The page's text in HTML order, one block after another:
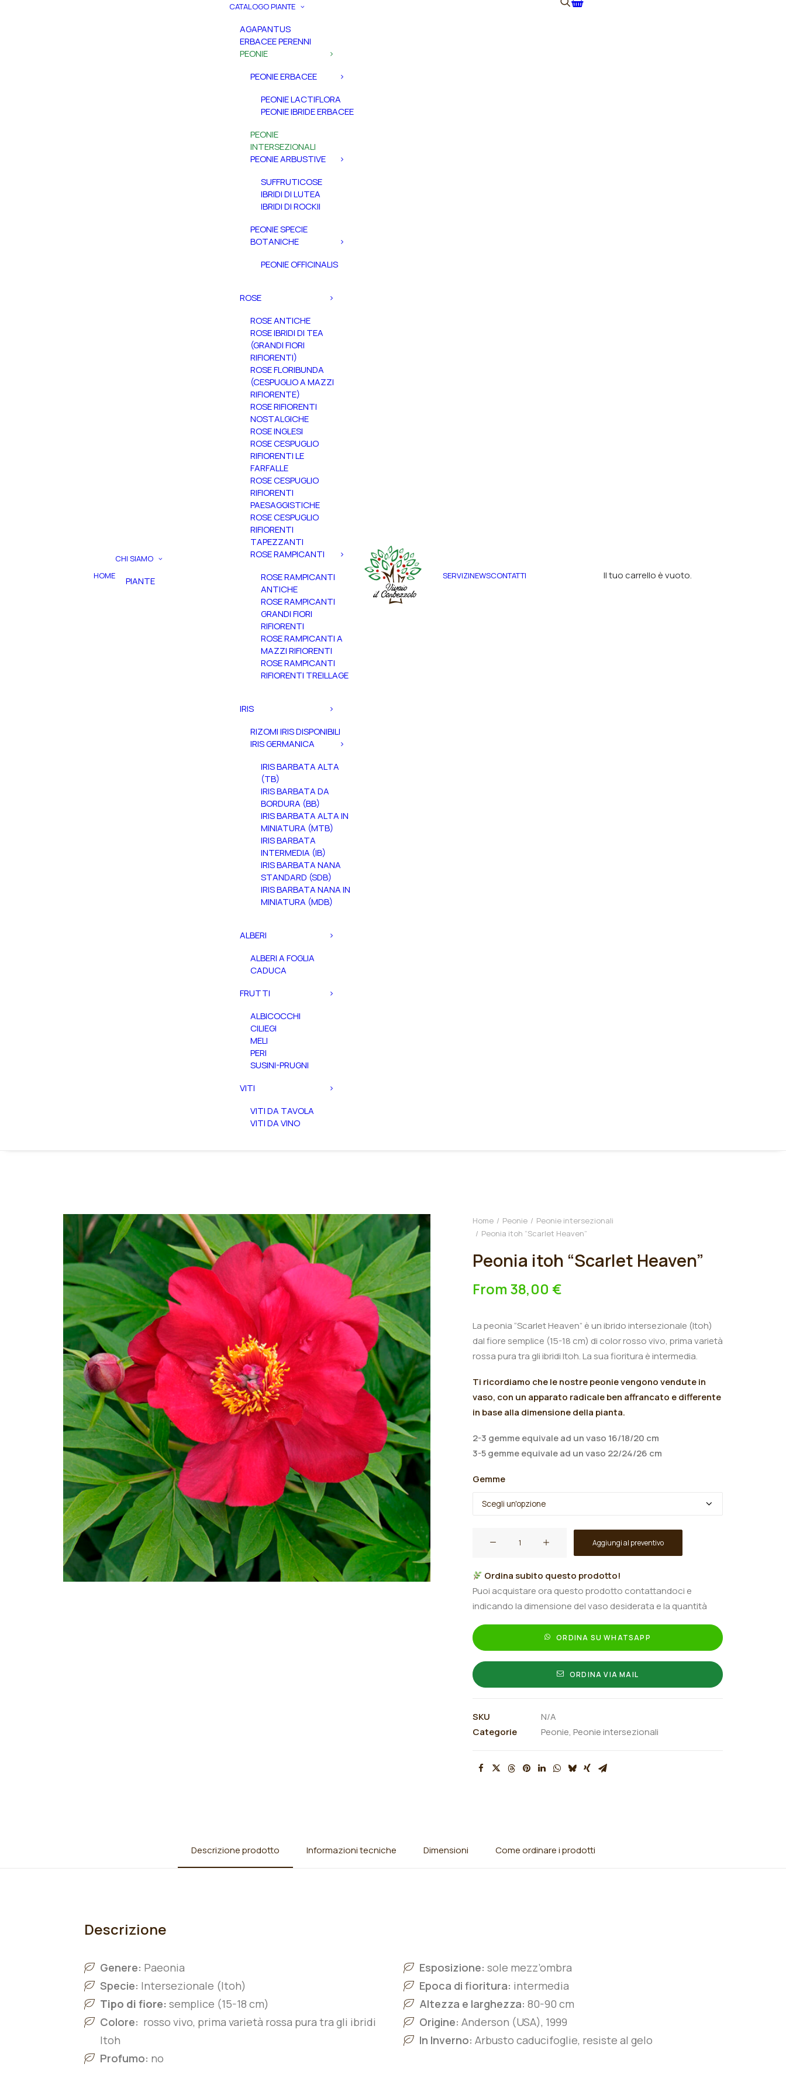
HOME
CHI SIAMO
PIANTE
CATALOGO PIANTE
AGAPANTUS
ERBACEE PERENNI
PEONIE
PEONIE ERBACEE
PEONIE LACTIFLORA
PEONIE IBRIDE ERBACEE
PEONIE
INTERSEZIONALI
PEONIE ARBUSTIVE
SUFFRUTICOSE
IBRIDI DI LUTEA
IBRIDI DI ROCKII
PEONIE SPECIE
BOTANICHE
PEONIE OFFICINALIS
ROSE
ROSE ANTICHE
ROSE IBRIDI DI TEA
(GRANDI FIORI
RIFIORENTI)
ROSE FLORIBUNDA
(CESPUGLIO A MAZZI
RIFIORENTE)
ROSE RIFIORENTI
NOSTALGICHE
ROSE INGLESI
ROSE CESPUGLIO
RIFIORENTI LE
FARFALLE
ROSE CESPUGLIO
RIFIORENTI
PAESAGGISTICHE
ROSE CESPUGLIO
RIFIORENTI
TAPEZZANTI
ROSE RAMPICANTI
ROSE RAMPICANTI
ANTICHE
ROSE RAMPICANTI
GRANDI FIORI
RIFIORENTI
ROSE RAMPICANTI A
MAZZI RIFIORENTI
ROSE RAMPICANTI
RIFIORENTI TREILLAGE
IRIS
RIZOMI IRIS DISPONIBILI
IRIS GERMANICA
IRIS BARBATA ALTA
(TB)
IRIS BARBATA DA
BORDURA (BB)
IRIS BARBATA ALTA IN
MINIATURA (MTB)
IRIS BARBATA
INTERMEDIA (IB)
IRIS BARBATA NANA
STANDARD (SDB)
IRIS BARBATA NANA IN
MINIATURA (MDB)
ALBERI
ALBERI A FOGLIA
CADUCA
FRUTTI
ALBICOCCHI
CILIEGI
MELI
PERI
SUSINI-PRUGNI
VITI
VITI DA TAVOLA
VITI DA VINO
SERVIZINEWSCONTATTI Il tuo carrello è vuoto.
Home Peonie
Peonie intersezionali
Peonia itoh “Scarlet Heaven”
Peonia itoh “Scarlet Heaven”
From 38,00 €
La peonia “Scarlet Heaven” è un ibrido intersezionale (Itoh)
dal fiore semplice (15-18 cm) di colorrosso vivo, prima varietà
rossa pura tra gli ibridi Itoh.La sua fioritura è intermedia.
Ti ricordiamo che le nostre peonie vengono vendute in
vaso, con un apparato radicale ben affrancato e differente
in base alla dimensione della pianta.
2-3 gemme equivale ad un vaso 16/18/20 cm
3-5 gemme equivale ad un vaso 22/24/26 cm
Gemme
Heaven"
quantità
Aggiungi al preventivo
Ordina subito questo prodotto!
Puoi acquistare ora questo prodotto contattandoci e
indicando la dimensione del vaso desiderata e la quantità
ORDINA SU WHATSAPP
ORDINA VIA MAIL
SKU
N/A
Categorie
Peonie, Peonie intersezionali
Descrizione prodotto Informazioni tecniche Dimensioni Come ordinare i prodotti
Descrizione
Genere: Paeonia
Specie: Intersezionale (Itoh)
Tipo di fiore: semplice (15-18 cm)
Colore: rosso vivo, prima varietà rossa pura tra gli ibridi
Itoh
Profumo: no
Esposizione: sole mezz’ombra
Epoca di fioritura: intermedia
Altezza e larghezza: 80-90 cm
Origine: Anderson (USA), 1999
In Inverno: Arbusto caducifoglie, resiste al gelo